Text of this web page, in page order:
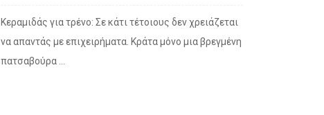
Κεραμιδάς για τρένο: Σε κάτι τέτοιους δεν χρειάζεται
να απαντάς με επιχειρήματα. Κράτα μόνο μια βρεγμένη
πατσαβούρα …